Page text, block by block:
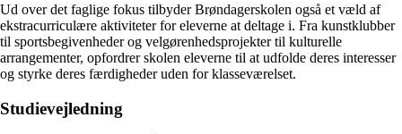
Ud over det faglige fokus tilbyder Brøndagerskolen også et væld af
ekstracurriculære aktiviteter for eleverne at deltage i. Fra kunstklubber
til sportsbegivenheder og velgørenhedsprojekter til kulturelle
arrangementer, opfordrer skolen eleverne til at udfolde deres interesser
og styrke deres færdigheder uden for klasseværelset.
Studievejledning